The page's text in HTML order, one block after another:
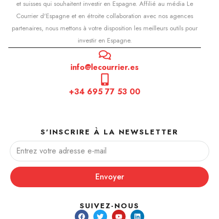
et suisses qui souhaitent investir en Espagne. Affilié au média Le
Courrier d'Espagne et en étroite collaboration avec nos agences
partenaires, nous mettons à votre disposition les meilleurs outils pour
investir en Espagne.
info@lecourrier.es
+34 695 77 53 00
S'INSCRIRE À LA NEWSLETTER
Envoyer
SUIVEZ-NOUS